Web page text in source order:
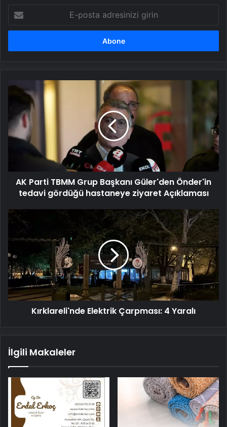
posta
adresinizi
AK
Grup
Başkanı
Güler'den
Önder'in
gördüğü
hastaneye
ziyaret
AK Parti TBMM Grup Başkanı Güler'den Önder'in
tedavi gördüğü hastaneye ziyaret Açıklaması
Kırklareli'nde
Elektrik
Çarpması:
Yaralı
Kırklareli'nde Elektrik Çarpması: 4 Yaralı
İlgili Makaleler